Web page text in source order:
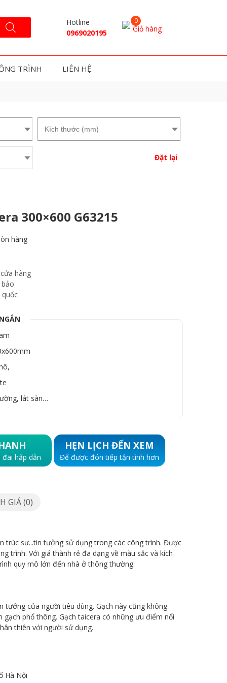
Hotline
0969020195
Giỏ hàng
TRÌNH LIÊN HỆ
Đặt lại
300×600 G63215
hàng
hàng
lát sàn…
hấp dẫn
HẸN LỊCH ĐẾN XEM
Để được đón tiếp tận tình hơn
GIÁ (0)
trúc sư...tin tưởng sử dụng trong các công trình. Được
trình. Với giá thành rẻ đa dạng về màu sắc và kích
quy mô lớn đến nhà ở thông thường.
của người tiêu dùng. Gạch này cũng không
phổ thông. Gạch taicera có những ưu điểm nổi
thiên với người sử dụng.
Hà Nội